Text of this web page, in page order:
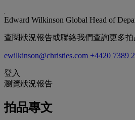
Edward Wilkinson Global Head of
查閱狀況報告或聯絡我們查詢更多
ewilkinson@christies.com +4420 7389
登入
瀏覽狀況報告
拍品專文